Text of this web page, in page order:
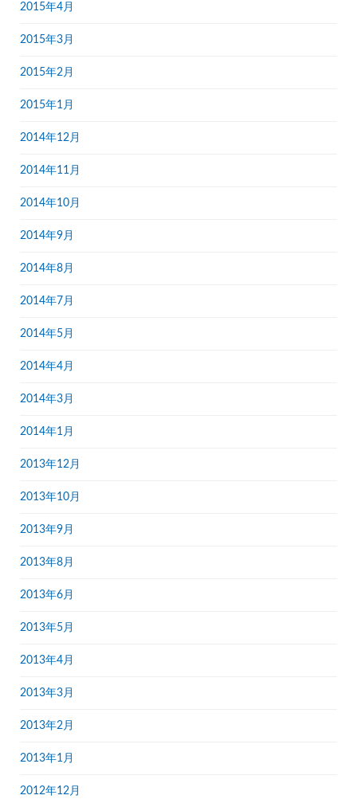
2015年4月
2015年3月
2015年2月
2015年1月
2014年12月
2014年11月
2014年10月
2014年9月
2014年8月
2014年7月
2014年5月
2014年4月
2014年3月
2014年1月
2013年12月
2013年10月
2013年9月
2013年8月
2013年6月
2013年5月
2013年4月
2013年3月
2013年2月
2013年1月
2012年12月